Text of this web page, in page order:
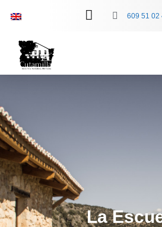
609 51 02
La